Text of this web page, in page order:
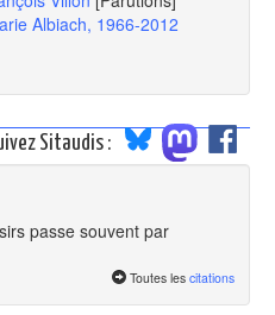
Albiach, 1966-2012
Sitaudis :
passe souvent par
Toutes les citations